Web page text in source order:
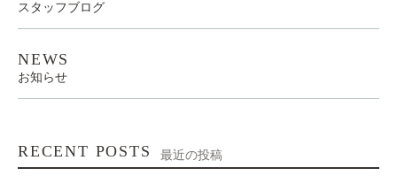
スタッフブログ
NEWS
お知らせ
RECENT POSTS 最近の投稿